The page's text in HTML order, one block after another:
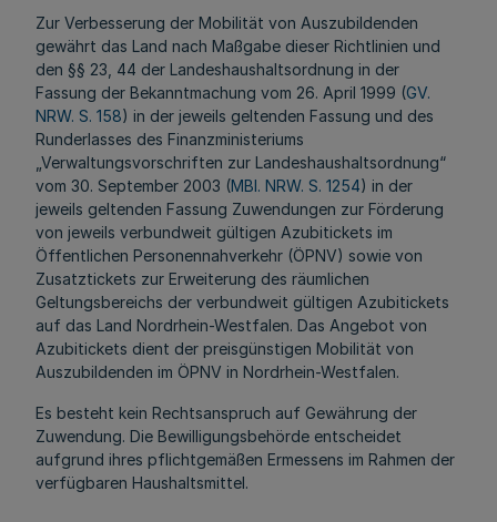
Zur Verbesserung der Mobilität von Auszubildenden
gewährt das Land nach Maßgabe dieser Richtlinien und
den §§ 23, 44 der Landeshaushaltsordnung in der
Fassung der Bekanntmachung vom 26. April 1999 (GV.
NRW. S. 158) in der jeweils geltenden Fassung und des
Runderlasses des Finanzministeriums
„Verwaltungsvorschriften zur Landeshaushaltsordnung“
vom 30. September 2003 (MBl. NRW. S. 1254) in der
jeweils geltenden Fassung Zuwendungen zur Förderung
von jeweils verbundweit gültigen Azubitickets im
Öffentlichen Personennahverkehr (ÖPNV) sowie von
Zusatztickets zur Erweiterung des räumlichen
Geltungsbereichs der verbundweit gültigen Azubitickets
auf das Land Nordrhein-Westfalen. Das Angebot von
Azubitickets dient der preisgünstigen Mobilität von
Auszubildenden im ÖPNV in Nordrhein-Westfalen.
Es besteht kein Rechtsanspruch auf Gewährung der
Zuwendung. Die Bewilligungsbehörde entscheidet
aufgrund ihres pflichtgemäßen Ermessens im Rahmen der
verfügbaren Haushaltsmittel.